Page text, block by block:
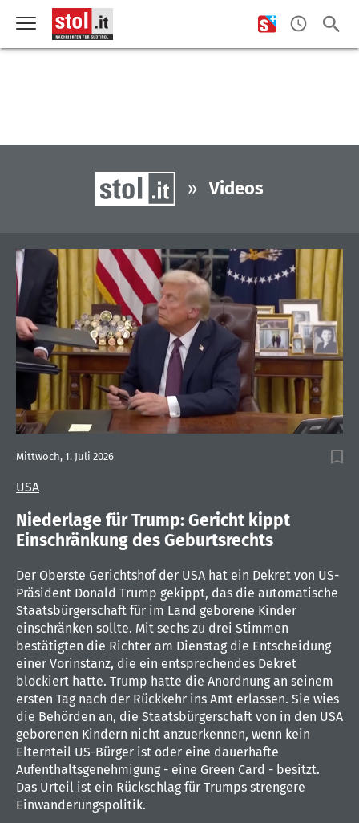
» Videos
seconds
of
minutes,
seconds
USA
Mittwoch, 1. Juli 2026
Niederlage für Trump: Gericht kippt
Einschränkung des Geburtsrechts
Der Oberste Gerichtshof der USA hat ein Dekret von US-
Präsident Donald Trump gekippt, das die automatische
Staatsbürgerschaft für im Land geborene Kinder
einschränken sollte. Mit sechs zu drei Stimmen
bestätigten die Richter am Dienstag die Entscheidung
einer Vorinstanz, die ein entsprechendes Dekret
blockiert hatte. Trump hatte die Anordnung an seinem
ersten Tag nach der Rückkehr ins Amt erlassen. Sie wies
die Behörden an, die Staatsbürgerschaft von in den USA
geborenen Kindern nicht anzuerkennen, wenn kein
Elternteil US-Bürger ist oder eine dauerhafte
Aufenthaltsgenehmigung - eine Green Card - besitzt.
Das Urteil ist ein Rückschlag für Trumps strengere
Einwanderungspolitik.